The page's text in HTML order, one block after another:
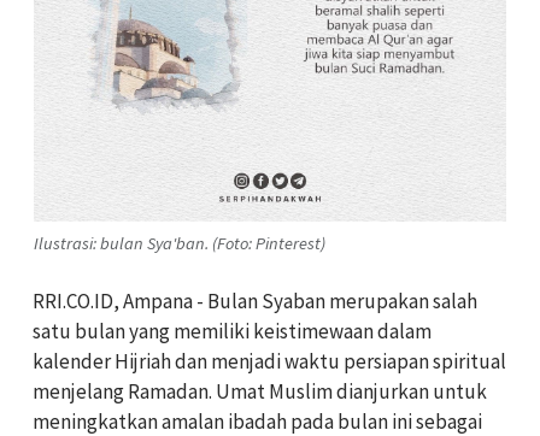
Ilustrasi: bulan Sya'ban. (Foto: Pinterest)
RRI.CO.ID, Ampana - Bulan Syaban merupakan salah
satu bulan yang memiliki keistimewaan dalam
kalender Hijriah dan menjadi waktu persiapan spiritual
menjelang Ramadan. Umat Muslim dianjurkan untuk
meningkatkan amalan ibadah pada bulan ini sebagai